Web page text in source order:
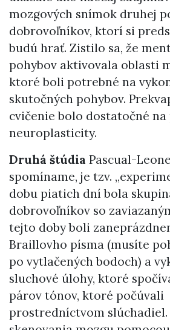
mozgových snímok druhej
dobrovoľníkov, ktorí si
budú hrať. Zistilo sa, že
pohybov aktivovala oblasti
ktoré boli potrebné na
skutočných pohybov.
cvičenie bolo dostatočné
neuroplasticity.
Druhá štúdia Pascual-
spomíname, je tzv.
dobu piatich dní bola
dobrovoľníkov so
tejto doby boli
Braillovho písma (musíte
po vytlačených bodoch) a
sluchové úlohy, ktoré
párov tónov, ktoré počúvali
prostredníctvom slúchadiel.